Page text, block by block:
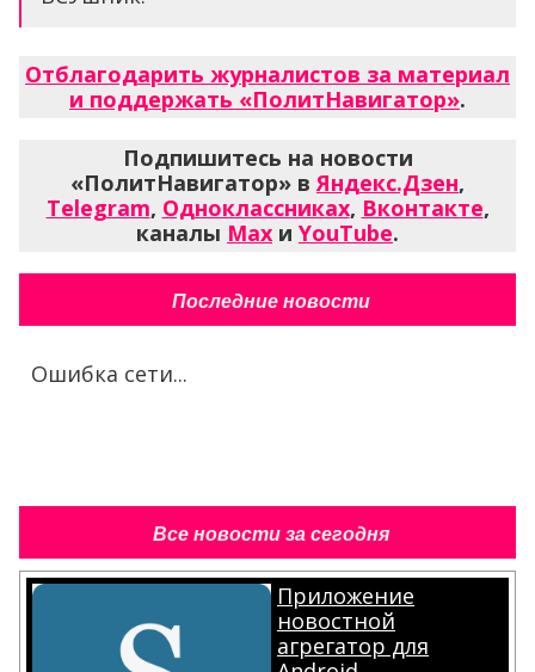
Отблагодарить журналистов за материал
и поддержать «ПолитНавигатор».
Подпишитесь на новости
«ПолитНавигатор» в Яндекс.Дзен,
Telegram, Одноклассниках, Вконтакте,
каналы Max и YouTube.
Последние новости
Ошибка сети...
Все новости за сегодня
Приложение
новостной
агрегатор для